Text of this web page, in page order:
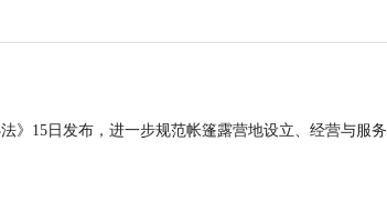
》15日发布，进一步规范帐篷露营地设立、经营与服